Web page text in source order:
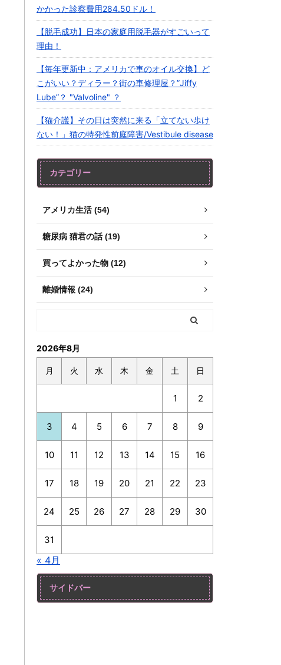
かかった診察費用284.50ドル！
【脱毛成功】日本の家庭用脱毛器がすごいって
理由！
【毎年更新中：アメリカで車のオイル交換】ど
こがいい？ディラー？街の車修理屋？”Jiffy
Lube”？ "Valvoline" ？
【猫介護】その日は突然に来る「立てない歩け
ない！」猫の特発性前庭障害/Vestibule disease
カテゴリー
アメリカ生活 (54)
糖尿病 猫君の話 (19)
買ってよかった物 (12)
離婚情報 (24)
2026年8月
月 火 水 木 金 土 日
1 2
3 4 5 6 7 8 9
10 11 12 13 14 15 16
17 18 19 20 21 22 23
24 25 26 27 28 29 30
31
« 4月
サイドバー